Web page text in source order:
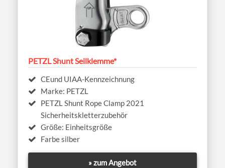
PETZL Shunt Seilklemme*
CEund UIAA-Kennzeichnung
Marke: PETZL
PETZL Shunt Rope Clamp 2021
Sicherheitskletterzubehör
Größe: Einheitsgröße
Farbe silber
» zum Angebot